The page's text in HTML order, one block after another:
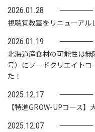
2026.01.28
視聴覚教室をリニューアル
2026.01.19
北海道産食材の可能性は
号）にフードクリエイト
た！
2025.12.17
【特進GROW-UPコース】
2025.12.07